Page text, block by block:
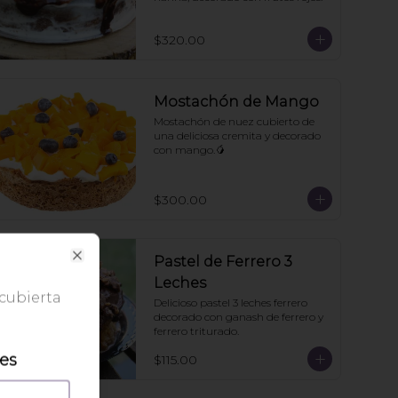
$320.00
Mostachón de Mango
Mostachón de nuez cubierto de
una deliciosa cremita y decorado
con mango.🥭
$300.00
Pastel de Ferrero 3
Leches
Delicioso pastel 3 leches ferrero
decorado con ganash de ferrero y
ferrero triturado.
$115.00
Close